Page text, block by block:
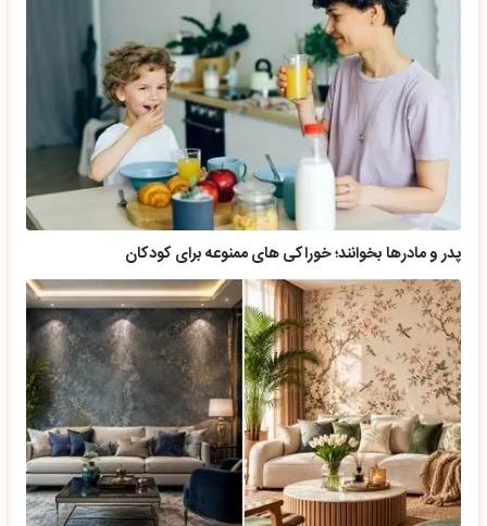
پدر و مادرها بخوانند؛ خوراکی های ممنوعه برای کودکان